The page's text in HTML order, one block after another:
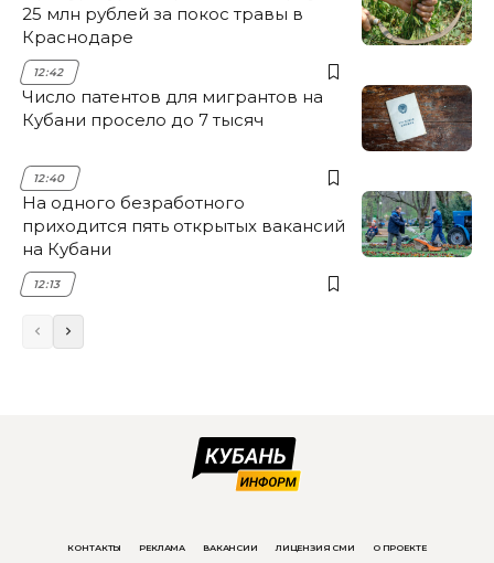
25 млн рублей за покос травы в
Краснодаре
12:42
Число патентов для мигрантов на
Кубани просело до 7 тысяч
12:40
На одного безработного
приходится пять открытых вакансий
на Кубани
12:13
КОНТАКТЫ РЕКЛАМА ВАКАНСИИ ЛИЦЕНЗИЯ СМИ О ПРОЕКТЕ